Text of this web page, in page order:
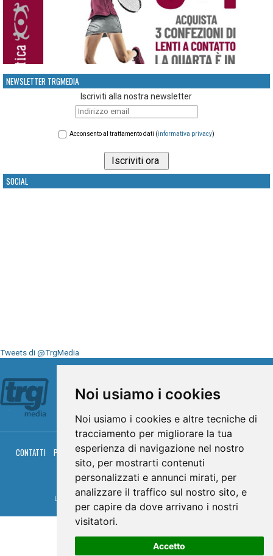
Noi usiamo i cookies
Noi usiamo i cookies e altre tecniche di
tracciamento per migliorare la tua
esperienza di navigazione nel nostro
sito, per mostrarti contenuti
personalizzati e annunci mirati, per
analizzare il traffico sul nostro sito, e
per capire da dove arrivano i nostri
visitatori.
Accetto
NEWSLETTER TRGMEDIA
Iscriviti alla nostra newsletter
Acconsento al trattamento dati (informativa privacy)
SOCIAL
Tweets di @TrgMedia
CONTATTI PRIVACY COOKIES PALINSESTO DIRETTA TV
DIRETTA RADIO
RGM HITRADIO
© TRG Media 2005-2026
Umbria Televisioni s.r.l. - P.I.00496230541 - - Powered by